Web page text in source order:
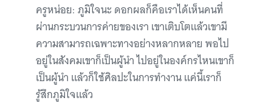
ครูหน่อย: ภูมิใจนะ ดอกผลก็คือเราได้เห็นคนที่
ผ่านกระบวนการค่ายของเรา เขาเติบโตแล้วเขามี
ความสามารถเฉพาะทางอย่างหลากหลาย พอไป
อยู่ในสังคมเขาก็เป็นผู้นำ ไปอยู่ในองค์กรไหนเขาก็
เป็นผู้นำ แล้วก็ใช้ศิลปะในการทำงาน แค่นี้เราก็
รู้สึกภูมิใจแล้ว